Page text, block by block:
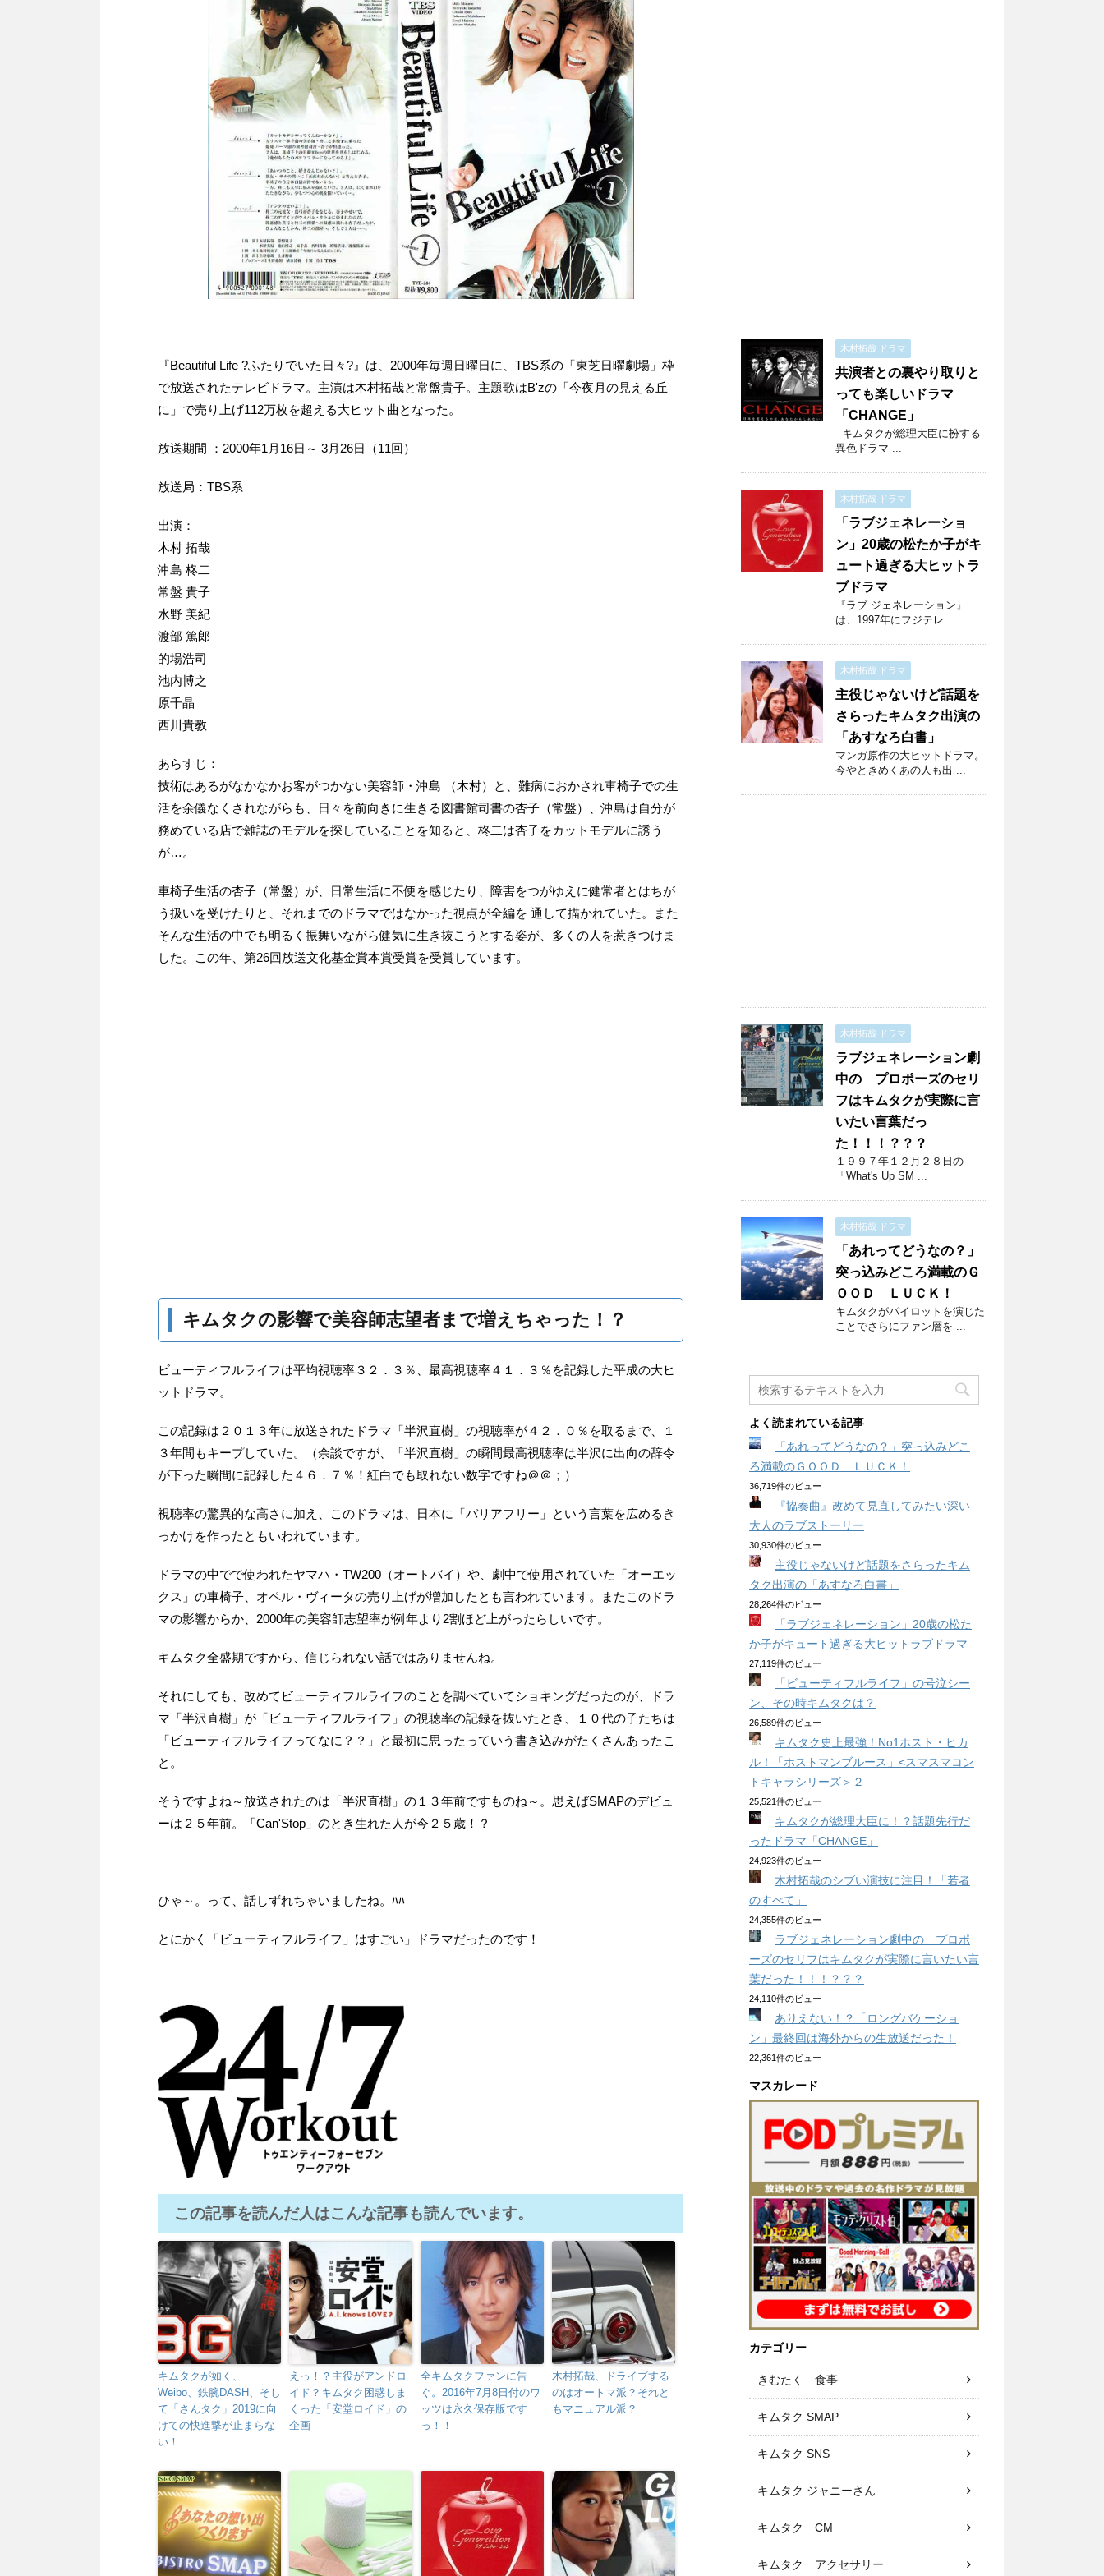
『Beautiful Life ?ふたりでいた日々?』は、2000年毎週日曜日に、TBS系の「東芝日曜劇場」枠
で放送されたテレビドラマ。主演は木村拓哉と常盤貴子。主題歌はB'zの「今夜月の見える丘
に」で売り上げ112万枚を超える大ヒット曲となった。
放送期間 ：2000年1月16日～ 3月26日（11回）
放送局：TBS系
出演：
木村 拓哉
沖島 柊二
常盤 貴子
水野 美紀
渡部 篤郎
的場浩司
池内博之
原千晶
西川貴教
あらすじ：
技術はあるがなかなかお客がつかない美容師・沖島 （木村）と、難病におかされ車椅子での生
活を余儀なくされながらも、日々を前向きに生きる図書館司書の杏子（常盤）、沖島は自分が
務めている店で雑誌のモデルを探していることを知ると、柊二は杏子をカットモデルに誘う
が…。
車椅子生活の杏子（常盤）が、日常生活に不便を感じたり、障害をつがゆえに健常者とはちが
う扱いを受けたりと、それまでのドラマではなかった視点が全編を 通して描かれていた。また
そんな生活の中でも明るく振舞いながら健気に生き抜こうとする姿が、多くの人を惹きつけま
した。この年、第26回放送文化基金賞本賞受賞を受賞しています。
キムタクの影響で美容師志望者まで増えちゃった！？
ビューティフルライフは平均視聴率３２．３％、最高視聴率４１．３％を記録した平成の大ヒ
ットドラマ。
この記録は２０１３年に放送されたドラマ「半沢直樹」の視聴率が４２．０％を取るまで、１
３年間もキープしていた。（余談ですが、「半沢直樹」の瞬間最高視聴率は半沢に出向の辞令
が下った瞬間に記録した４６．７％！紅白でも取れない数字ですね＠＠；）
視聴率の驚異的な高さに加え、このドラマは、日本に「バリアフリー」という言葉を広めるき
っかけを作ったともいわれています。
ドラマの中でで使われたヤマハ・TW200（オートバイ）や、劇中で使用されていた「オーエッ
クス」の車椅子、オペル・ヴィータの売り上げが増加したとも言われています。またこのドラ
マの影響からか、2000年の美容師志望率が例年より2割ほど上がったらしいです。
キムタク全盛期ですから、信じられない話ではありませんね。
それにしても、改めてビューティフルライフのことを調べていてショキングだったのが、ドラ
マ「半沢直樹」が「ビューティフルライフ」の視聴率の記録を抜いたとき、１０代の子たちは
「ビューティフルライフってなに？？」と最初に思ったっていう書き込みがたくさんあったこ
と。
そうですよね～放送されたのは「半沢直樹」の１３年前ですものね～。思えばSMAPのデビュ
ーは２５年前。「Can'Stop」のとき生れた人が今２５歳！？
ひゃ～。って、話しずれちゃいましたね。ﾊﾊ
とにかく「ビューティフルライフ」はすごい」ドラマだったのです！
この記事を読んだ人はこんな記事も読んでいます。
キムタクが如く、
Weibo、鉄腕DASH、そし
て「さんタク」2019に向
けての快進撃が止まらな
い！
えっ！？主役がアンドロ
イド？キムタク困惑しま
くった「安堂ロイド」の
企画
全キムタクファンに告
ぐ。2016年7月8日付のワ
ッツは永久保存版です
っ！！
木村拓哉、ドライブする
のはオートマ派？それと
もマニュアル派？
木村拓哉 ドラマ
共演者との裏やり取りと
っても楽しいドラマ
「CHANGE」
キムタクが総理大臣に扮する
異色ドラマ ...
木村拓哉 ドラマ
「ラブジェネレーショ
ン」20歳の松たか子がキ
ュート過ぎる大ヒットラ
ブドラマ
『ラブ ジェネレーション』
は、1997年にフジテレ ...
木村拓哉 ドラマ
主役じゃないけど話題を
さらったキムタク出演の
「あすなろ白書」
マンガ原作の大ヒットドラマ。
今やときめくあの人も出 ...
木村拓哉 ドラマ
ラブジェネレーション劇
中の プロポーズのセリ
フはキムタクが実際に言
いたい言葉だっ
た！！！？？？
１９９７年１２月２８日の
「What's Up SM ...
木村拓哉 ドラマ
「あれってどうなの？」
突っ込みどころ満載のＧ
ＯＯＤ ＬＵＣＫ！
キムタクがパイロットを演じた
ことでさらにファン層を ...
よく読まれている記事
「あれってどうなの？」突っ込みどこ
ろ満載のＧＯＯＤ ＬＵＣＫ！
36,719件のビュー
『協奏曲』改めて見直してみたい深い
大人のラブストーリー
30,930件のビュー
主役じゃないけど話題をさらったキム
タク出演の「あすなろ白書」
28,264件のビュー
「ラブジェネレーション」20歳の松た
か子がキュート過ぎる大ヒットラブドラマ
27,119件のビュー
「ビューティフルライフ」の号泣シー
ン、その時キムタクは？
26,589件のビュー
キムタク史上最強！No1ホスト・ヒカ
ル！「ホストマンブルース」<スマスマコン
トキャラシリーズ＞２
25,521件のビュー
キムタクが総理大臣に！？話題先行だ
ったドラマ「CHANGE」
24,923件のビュー
木村拓哉のシブい演技に注目！「若者
のすべて」
24,355件のビュー
ラブジェネレーション劇中の プロポ
ーズのセリフはキムタクが実際に言いたい言
葉だった！！！？？？
24,110件のビュー
ありえない！？「ロングバケーショ
ン」最終回は海外からの生放送だった！
22,361件のビュー
マスカレード
カテゴリー
きむたく 食事
キムタク SMAP
キムタク SNS
キムタク ジャニーさん
キムタク CM
キムタク アクセサリー